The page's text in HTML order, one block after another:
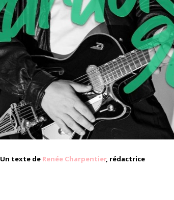
Un texte de Renée Charpentier, rédactrice